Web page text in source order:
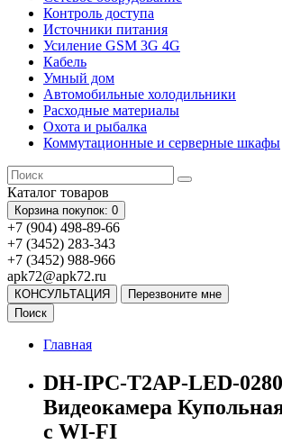
Контроль доступа
Источники питания
Усиление GSM 3G 4G
Кабель
Умный дом
Автомобильные холодильники
Расходные материалы
Охота и рыбалка
Коммутационные и серверные шкафы
Каталог товаров
Корзина покупок: 0
+7 (904) 498-89-66
+7 (3452) 283-343
+7 (3452) 988-966
apk72@apk72.ru
КОНСУЛЬТАЦИЯ
Перезвоните мне
Поиск
Главная
DH-IPC-T2AP-LED-
Видеокамера
с WI-FI